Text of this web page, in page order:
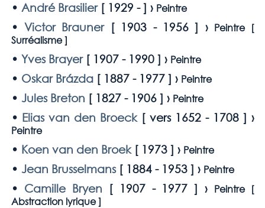
• André Brasilier[ 1929 -] › Peintre
• Victor Brauner[ 1903 - 1956] › Peintre [
Surréalisme]
• Yves Brayer[ 1907 - 1990] › Peintre
• Oskar Brázda[ 1887 - 1977] › Peintre
• Jules Breton [ 1827 - 1906] › Peintre
• Elias van den Broeck[ vers 1652 - 1708] ›
Peintre
• Koen van den Broek[ 1973] › Peintre
• Jean Brusselmans[ 1884 - 1953] › Peintre
• Camille Bryen [ 1907 - 1977 ] › Peintre [
Abstraction lyrique]